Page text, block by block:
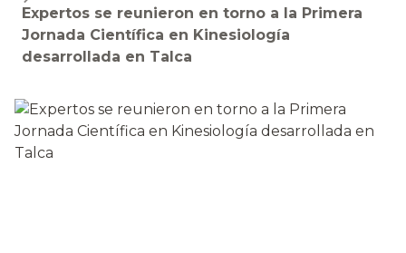
Expertos se reunieron en torno a la Primera
Jornada Científica en Kinesiología
desarrollada en Talca